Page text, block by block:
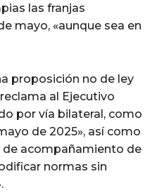
las franjas
mayo, «aunque sea en
proposición no de ley
al Ejecutivo
por vía bilateral, como
de 2025», así como
de acompañamiento de
normas sin